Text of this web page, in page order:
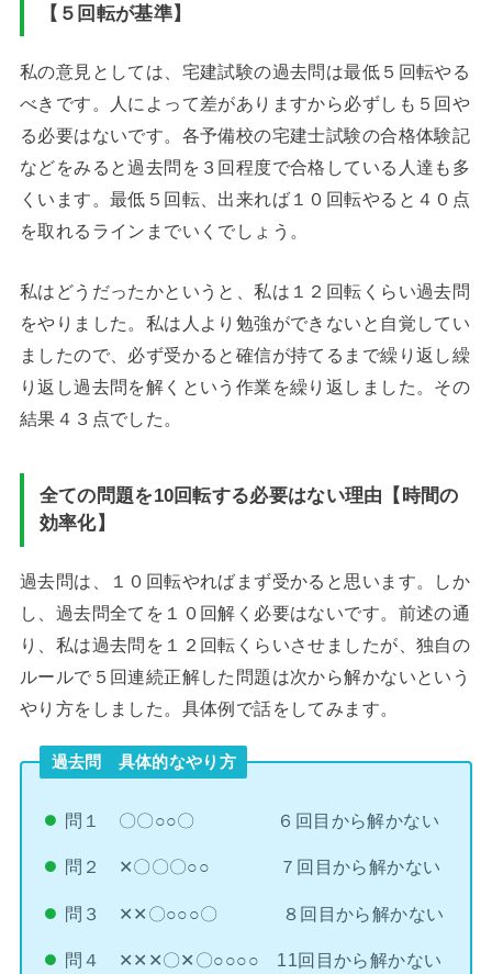
【５回転が基準】
私の意見としては、宅建試験の過去問は最低５回転やる
べきです。人によって差がありますから必ずしも５回や
る必要はないです。各予備校の宅建士試験の合格体験記
などをみると過去問を３回程度で合格している人達も多
くいます。最低５回転、出来れば１０回転やると４０点
を取れるラインまでいくでしょう。
私はどうだったかというと、私は１２回転くらい過去問
をやりました。私は人より勉強ができないと自覚してい
ましたので、必ず受かると確信が持てるまで繰り返し繰
り返し過去問を解くという作業を繰り返しました。その
結果４３点でした。
全ての問題を10回転する必要はない理由【時間の
効率化】
過去問は、１０回転やればまず受かると思います。しか
し、過去問全てを１０回解く必要はないです。前述の通
り、私は過去問を１２回転くらいさせましたが、独自の
ルールで５回連続正解した問題は次から解かないという
やり方をしました。具体例で話をしてみます。
過去問 具体的なやり方
問１ 〇〇○○〇 ６回目から解かない
問２ ✕〇〇〇○○ ７回目から解かない
問３ ✕✕〇○○○〇 ８回目から解かない
問４ ✕✕✕〇✕〇○○○○ 11回目から解かない